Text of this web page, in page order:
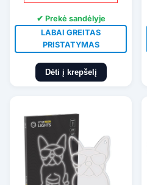
✔ Prekė sandėlyje
LABAI GREITAS
PRISTATYMAS
Dėti į krepšelį